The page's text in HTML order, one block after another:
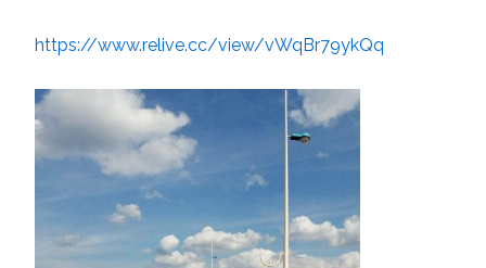
https://www.relive.cc/view/vWqBr79ykQq